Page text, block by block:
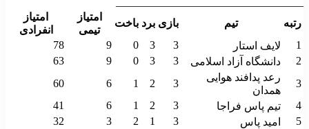
رتبه
تیم بازی برد باخت
امتیاز
تیمی
امتیاز
انفرادی
1
لایف استار 3
3
0
9
78
2
دانشگاه آزاد اسلامی 3
3
0
9
63
3
رعد پدافند هوایی
همدان
3
2
1
6
60
4
تیم پاس فراجا 3
2
1
6
41
5
امید پاس 3
1
2
3
32